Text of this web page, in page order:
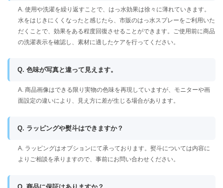
A. 使用や洗濯を繰り返すことで、はっ水効果は徐々に薄れていきます。
水をはじきにくくなったと感じたら、市販のはっ水スプレーをご利用いた
だくことで、効果をある程度回復させることができます。ご使用前に商品
の洗濯表示を確認し、素材に適したケアを行ってください。
Q. 色味が写真と違って見えます。
A. 商品画像はできる限り実物の色味を再現していますが、モニターや画
面設定の違いにより、見え方に差が生じる場合があります。
Q. ラッピングや熨斗はできますか？
A. ラッピングはオプションにて承っております。熨斗については内容に
よりご相談を承りますので、事前にお問い合わせください。